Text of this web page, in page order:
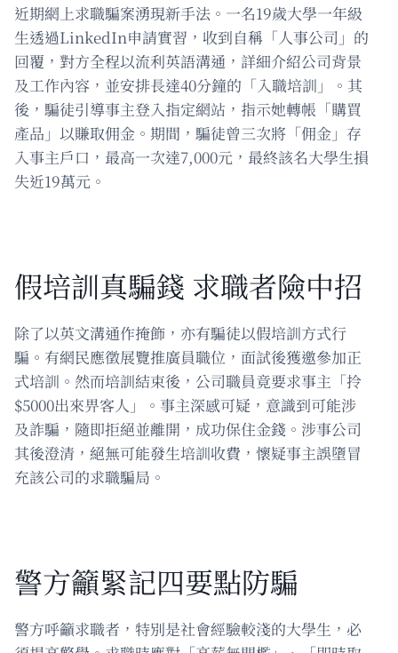
近期網上求職騙案湧現新手法。一名19歲大學一年級
生透過LinkedIn申請實習，收到自稱「人事公司」的
回覆，對方全程以流利英語溝通，詳細介紹公司背景
及工作內容，並安排長達40分鐘的「入職培訓」。其
後，騙徒引導事主登入指定網站，指示她轉帳「購買
產品」以賺取佣金。期間，騙徒曾三次將「佣金」存
入事主戶口，最高一次達7,000元，最終該名大學生損
失近19萬元。
假培訓真騙錢 求職者險中招
除了以英文溝通作掩飾，亦有騙徒以假培訓方式行
騙。有網民應徵展覽推廣員職位，面試後獲邀參加正
式培訓。然而培訓結束後，公司職員竟要求事主「拎
$5000出來畀客人」。事主深感可疑，意識到可能涉
及詐騙，隨即拒絕並離開，成功保住金錢。涉事公司
其後澄清，絕無可能發生培訓收費，懷疑事主誤墮冒
充該公司的求職騙局。
警方籲緊記四要點防騙
警方呼籲求職者，特別是社會經驗較淺的大學生，必